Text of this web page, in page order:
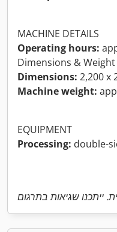
MACHINE DETAILS
Operating hours:
Dimensions & Weight
Dimensions: 2,200 x
Machine weight:
EQUIPMENT
Processing: double-